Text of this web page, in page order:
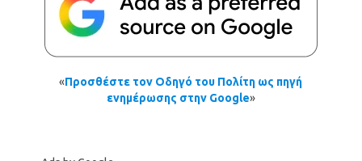
«Προσθέστε τον Οδηγό του Πολίτη ως πηγή
ενημέρωσης στην Google»